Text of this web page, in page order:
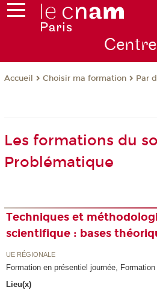
Centre
Accueil Choisir ma formation Par
Les formations du
Problématique
Techniques et
scientifique : bases
UE RÉGIONALE
Formation en présentiel journée,
Lieu(x)